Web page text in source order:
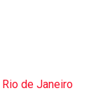
Rio de Janeiro